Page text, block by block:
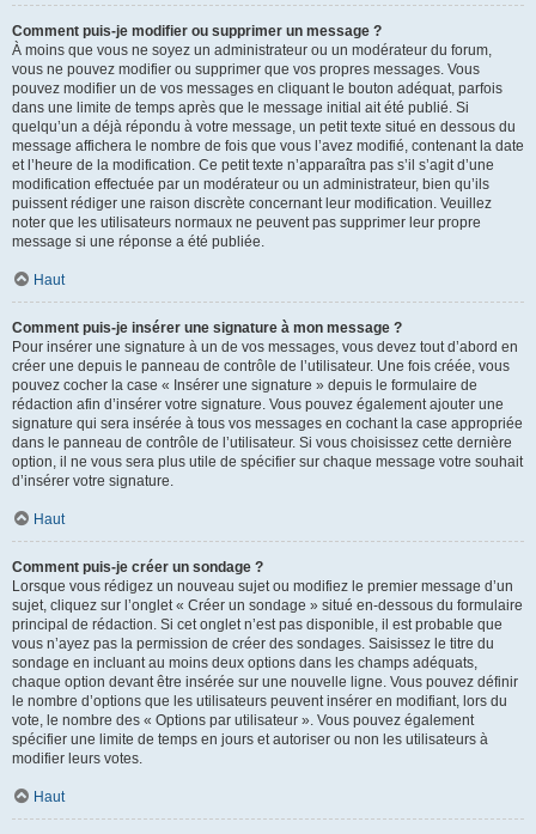
Comment puis-je modifier ou supprimer un message ?
À moins que vous ne soyez un administrateur ou un modérateur du forum,
vous ne pouvez modifier ou supprimer que vos propres messages. Vous
pouvez modifier un de vos messages en cliquant le bouton adéquat, parfois
dans une limite de temps après que le message initial ait été publié. Si
quelqu’un a déjà répondu à votre message, un petit texte situé en dessous du
message affichera le nombre de fois que vous l’avez modifié, contenant la date
et l’heure de la modification. Ce petit texte n’apparaîtra pas s’il s’agit d’une
modification effectuée par un modérateur ou un administrateur, bien qu’ils
puissent rédiger une raison discrète concernant leur modification. Veuillez
noter que les utilisateurs normaux ne peuvent pas supprimer leur propre
message si une réponse a été publiée.
Haut
Comment puis-je insérer une signature à mon message ?
Pour insérer une signature à un de vos messages, vous devez tout d’abord en
créer une depuis le panneau de contrôle de l’utilisateur. Une fois créée, vous
pouvez cocher la case « Insérer une signature » depuis le formulaire de
rédaction afin d’insérer votre signature. Vous pouvez également ajouter une
signature qui sera insérée à tous vos messages en cochant la case appropriée
dans le panneau de contrôle de l’utilisateur. Si vous choisissez cette dernière
option, il ne vous sera plus utile de spécifier sur chaque message votre souhait
d’insérer votre signature.
Haut
Comment puis-je créer un sondage ?
Lorsque vous rédigez un nouveau sujet ou modifiez le premier message d’un
sujet, cliquez sur l’onglet « Créer un sondage » situé en-dessous du formulaire
principal de rédaction. Si cet onglet n’est pas disponible, il est probable que
vous n’ayez pas la permission de créer des sondages. Saisissez le titre du
sondage en incluant au moins deux options dans les champs adéquats,
chaque option devant être insérée sur une nouvelle ligne. Vous pouvez définir
le nombre d’options que les utilisateurs peuvent insérer en modifiant, lors du
vote, le nombre des « Options par utilisateur ». Vous pouvez également
spécifier une limite de temps en jours et autoriser ou non les utilisateurs à
modifier leurs votes.
Haut